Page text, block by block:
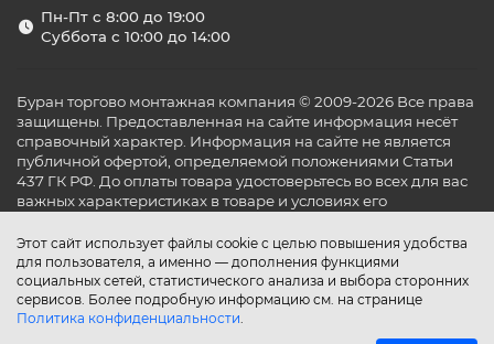
Этот сайт использует файлы cookie с целью повышения удобства
для пользователя, а именно — дополнения функциями
социальных сетей, статистического анализа и выбора сторонних
сервисов. Более подробную информацию см. на странице
Политика конфиденциальности.
Пн-Пт с 8:00 до 19:00
Суббота с 10:00 до 14:00
Буран торгово монтажная компания © 2009-2026 Все права
защищены. Предоставленная на сайте информация несёт
справочный характер. Информация на сайте не является
публичной офертой, определяемой положениями Статьи
437 ГК РФ. До оплаты товара удостоверьтесь во всех для вас
важных характеристиках в товаре и условиях его